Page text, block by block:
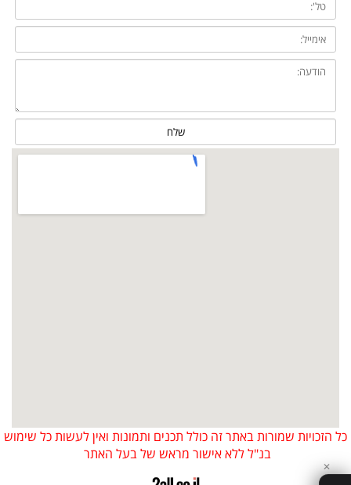
כל הזכויות שמורות באתר זה כולל תכנים ותמונות ואין לעשות כל שימוש
בנ"ל ללא אישור מראש של בעל האתר
✕